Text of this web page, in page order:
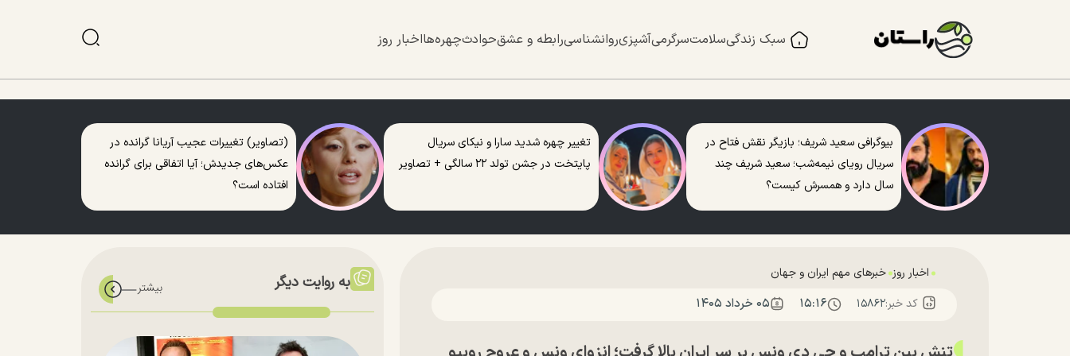
سبک زندگیسلامتسرگرمیآشپزیروانشناسیرابطه و عشقحوادثچهره‌هااخبار روز
بیوگرافی سعید شریف؛ بازیگر نقش فتاح در
سریال رویای نیمه‌شب؛ سعید شریف چند
سال دارد و همسرش کیست؟
تغییر چهره شدید سارا و نیکای سریال
پایتخت در جشن تولد ۲۲ سالگی + تصاویر
(تصاویر) تغییرات عجیب آریانا گرانده در
عکس‌های جدیدش؛ آیا اتفاقی برای گرانده
افتاده است؟
اخبار روز خبرهای مهم ایران و جهان
کد خبر:۱۵۸۶۲ ۱۵:۱۶ ۰۵ خرداد ۱۴۰۵
به روایت دیگر